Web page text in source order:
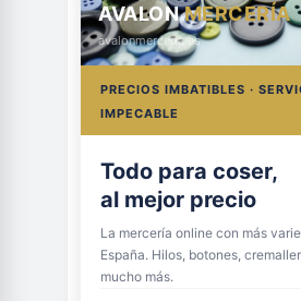
AVALONMERCERÍA
avalonmerceria.es
PRECIOS IMBATIBLES ·
IMPECABLE
Todo para coser,
al mejor precio
La mercería online con más
España. Hilos, botones,
mucho más.